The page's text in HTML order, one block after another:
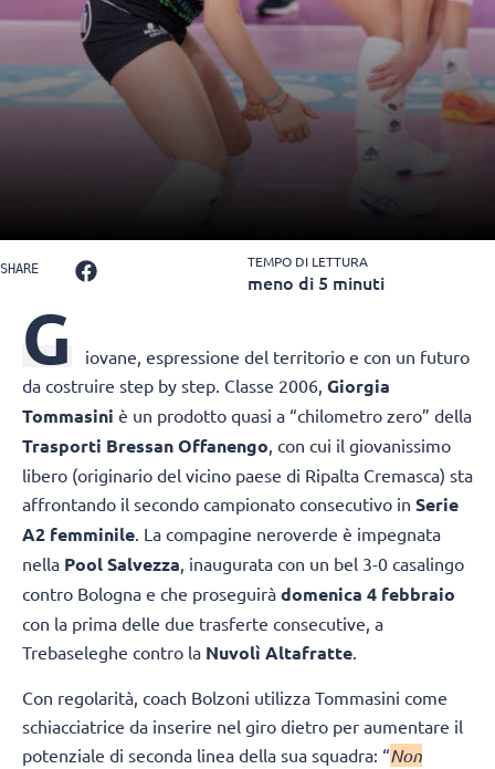
SHARE TEMPO DI LETTURA
meno di 5 minuti
G
iovane, espressione del territorio e con un futuro
da costruire step by step. Classe 2006, Giorgia
Tommasini è un prodotto quasi a “chilometro zero” della
Trasporti Bressan Offanengo, con cui il giovanissimo
libero (originario del vicino paese di Ripalta Cremasca) sta
affrontando il secondo campionato consecutivo in Serie
A2 femminile. La compagine neroverde è impegnata
nella Pool Salvezza, inaugurata con un bel 3-0 casalingo
contro Bologna e che proseguirà domenica 4 febbraio
con la prima delle due trasferte consecutive, a
Trebaseleghe contro la Nuvolì Altafratte.
Con regolarità, coach Bolzoni utilizza Tommasini come
schiacciatrice da inserire nel giro dietro per aumentare il
potenziale di seconda linea della sua squadra: “Non